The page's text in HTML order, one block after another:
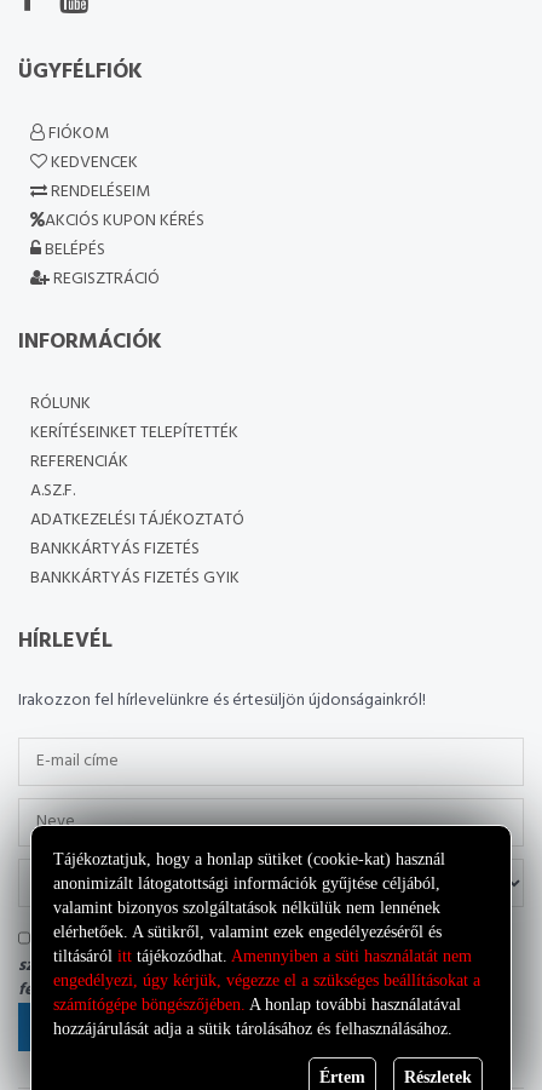
ÜGYFÉLFIÓK
FIÓKOM
KEDVENCEK
RENDELÉSEIM
AKCIÓS KUPON KÉRÉS
BELÉPÉS
REGISZTRÁCIÓ
INFORMÁCIÓK
RÓLUNK
KERÍTÉSEINKET TELEPÍTETTÉK
REFERENCIÁK
A.SZ.F.
ADATKEZELÉSI TÁJÉKOZTATÓ
BANKKÁRTYÁS FIZETÉS
BANKKÁRTYÁS FIZETÉS GYIK
HÍRLEVÉL
Irakozzon fel hírlevelünkre és értesüljön újdonságainkról!
Tudomásul veszem, hogy az adatkezelő a most megadott
személyes adataimat a sajátAdatkezelési tájékoztatójának
feltételei szerint kezelheti.
FELIRATKOZÁS
Tájékoztatjuk, hogy a honlap sütiket (cookie-kat) használ
anonimizált látogatottsági információk gyűjtése céljából,
valamint bizonyos szolgáltatások nélkülük nem lennének
elérhetőek. A sütikről, valamint ezek engedélyezéséről és
tiltásáról itt tájékozódhat. Amennyiben a süti használatát nem
engedélyezi, úgy kérjük, végezze el a szükséges beállításokat a
számítógépe böngészőjében. A honlap további használatával
hozzájárulását adja a sütik tárolásához és felhasználásához.
Értem Részletek